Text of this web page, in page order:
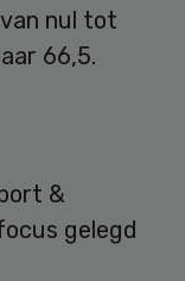
nul tot
66,5.
&
gelegd